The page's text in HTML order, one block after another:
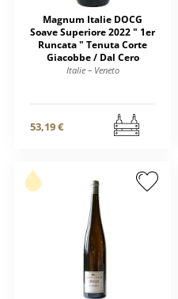
Magnum Italie DOCG
Soave Superiore 2022 " 1er
Runcata " Tenuta Corte
Giacobbe / Dal Cero
Italie – Veneto
53,19 €